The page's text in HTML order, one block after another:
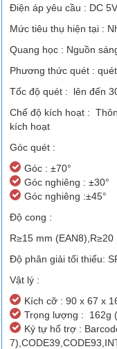
Điện áp yêu cầu : DC 5V
Mức tiêu thụ hiện tại :
Quang học : Nguồn
Phương thức quét :
Tốc độ quét : lên đến
Chế độ kích hoạt :
kích hoạt
Góc quét :
Góc : ±70°
Góc nghiêng : ±30°
Góc nghiêng :±45°
Độ cong :
R≥15 mm
Độ phân giải tối thiểu:
Vật lý :
Kích cỡ : 90 x 67 x
Trọng lượng : 162g
Ký tự hổ trợ :